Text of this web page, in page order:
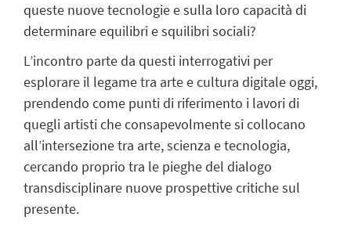
queste nuove tecnologie e sulla loro capacità di
determinare equilibri e squilibri sociali?
L’incontro parte da questi interrogativi per
esplorare il legame tra arte e cultura digitale oggi,
prendendo come punti di riferimento i lavori di
quegli artisti che consapevolmente si collocano
all’intersezione tra arte, scienza e tecnologia,
cercando proprio tra le pieghe del dialogo
transdisciplinare nuove prospettive critiche sul
presente.